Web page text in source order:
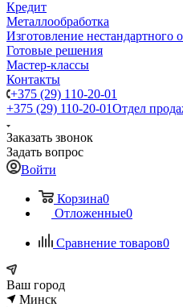
Кредит
Металлообработка
Изготовление нестандартного
Готовые решения
Мастер-классы
Контакты
+375 (29) 110-20-01
+375 (29) 110-20-01Отдел
Заказать звонок
Задать вопрос
Войти
Корзина0
Отложенные0
Сравнение товаров0
Ваш город
Минск